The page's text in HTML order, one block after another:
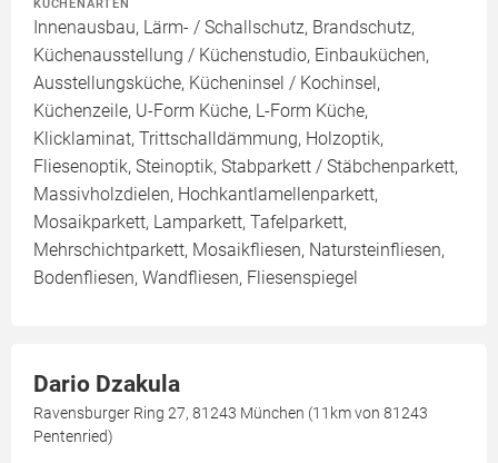
KÜCHENARTEN
Innenausbau, Lärm- / Schallschutz, Brandschutz,
Küchenausstellung / Küchenstudio, Einbauküchen,
Ausstellungsküche, Kücheninsel / Kochinsel,
Küchenzeile, U-Form Küche, L-Form Küche,
Klicklaminat, Trittschalldämmung, Holzoptik,
Fliesenoptik, Steinoptik, Stabparkett / Stäbchenparkett,
Massivholzdielen, Hochkantlamellenparkett,
Mosaikparkett, Lamparkett, Tafelparkett,
Mehrschichtparkett, Mosaikfliesen, Natursteinfliesen,
Bodenfliesen, Wandfliesen, Fliesenspiegel
Dario Dzakula
Ravensburger Ring 27, 81243 München (11km von 81243
Pentenried)